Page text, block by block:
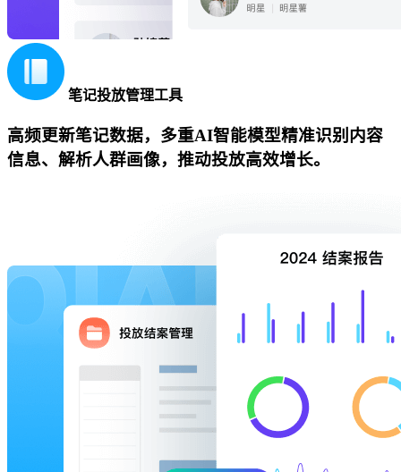
笔记投放管理工具
高频更新笔记数据，多重AI智能模型精准识别内容
信息、解析人群画像，推动投放高效增长。